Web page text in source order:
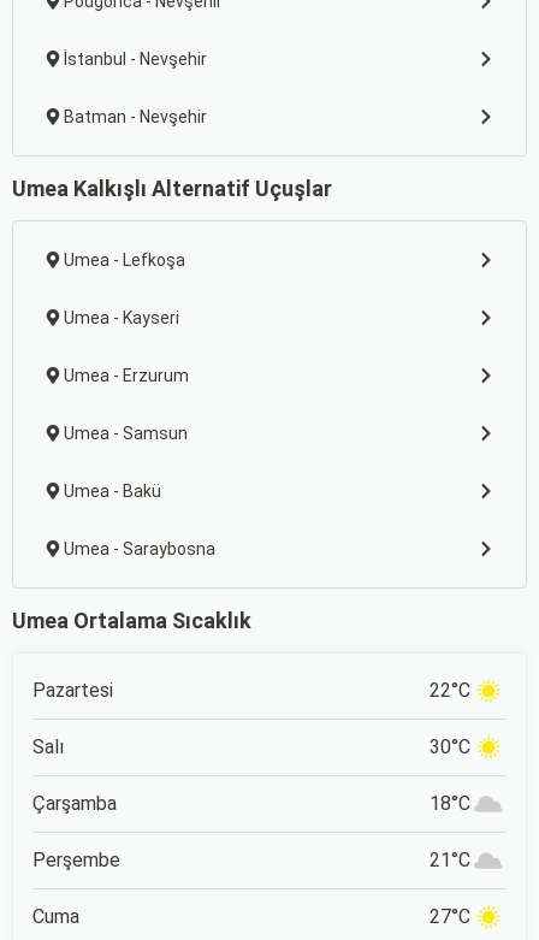
İstanbul - Nevşehir
Batman - Nevşehir
Umea Kalkışlı Alternatif Uçuşlar
Umea - Lefkoşa
Umea - Kayseri
Umea - Erzurum
Umea - Samsun
Umea - Bakü
Umea - Saraybosna
Umea Ortalama Sıcaklık
Pazartesi 22°C
Salı 30°C
Çarşamba 18°C
Perşembe 21°C
Cuma 27°C